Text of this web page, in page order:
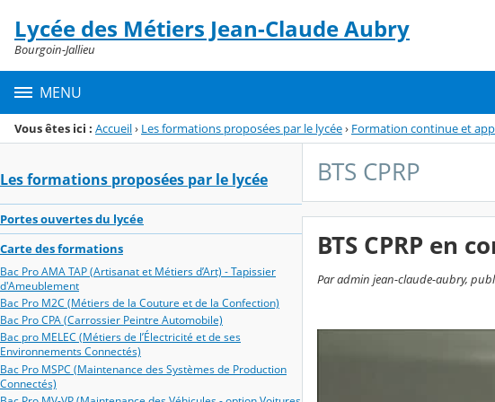
Menu de la rubrique
Contenu
Lycée des Métiers Jean-Claude Aubry
Bourgoin-Jallieu
MENU
Vous êtes ici : Accueil› Les formations proposées par le lycée› Formation continue et
Les formations proposées par le lycée
Portes ouvertes du lycée
Carte des formations
Bac Pro AMA TAP (Artisanat et Métiers d’Art) - Tapissier
d'Ameublement
Bac Pro M2C (Métiers de la Couture et de la Confection)
Bac Pro CPA (Carrossier Peintre Automobile)
Bac pro MELEC (Métiers de l’Électricité et de ses
Environnements Connectés)
Bac Pro MSPC (Maintenance des Systèmes de Production
Connectés)
BTS CPRP
BTS CPRP en
Par admin jean-claude-aubry,